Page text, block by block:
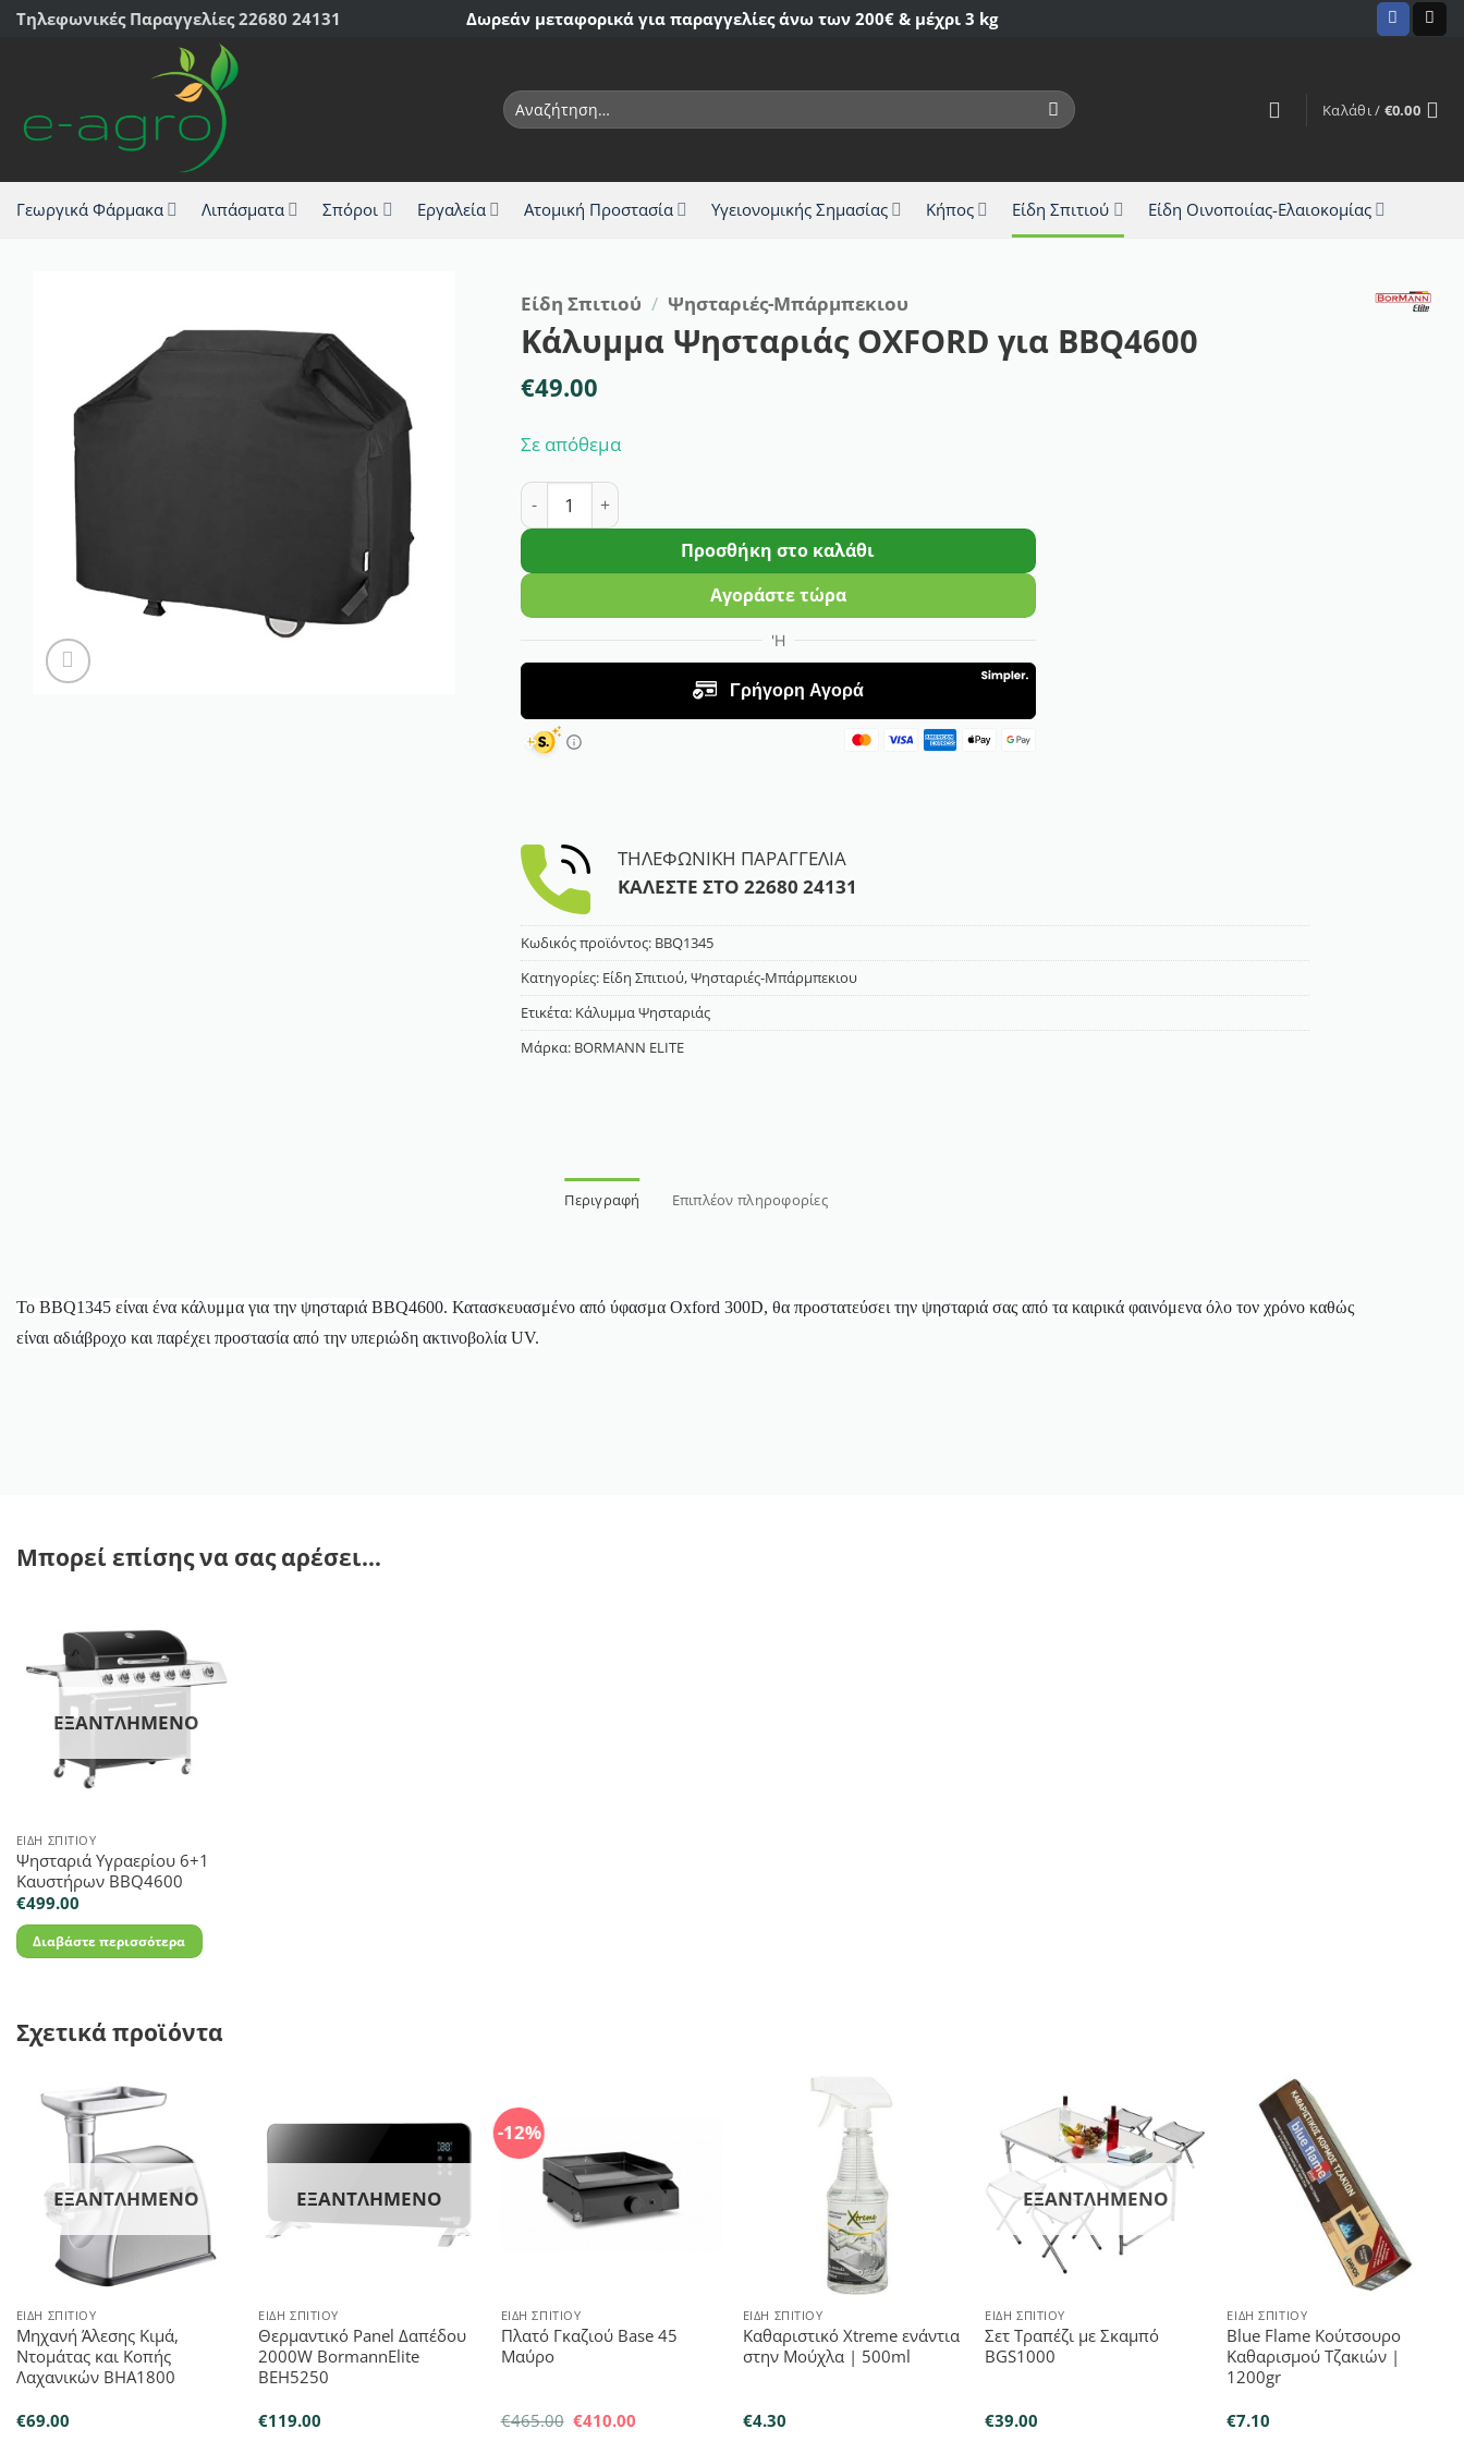
Μετάβαση
Τηλεφωνικές Παραγγελίες 22680 24131 Δωρεάν μεταφορικά για παραγγελίες άνω των 200€ & μέχρι 3 kg
Αναζήτηση
για:
Καλάθι / €0.00
Γεωργικά Φάρμακα Λιπάσματα Σπόροι Εργαλεία Ατομική Προστασία Υγειονομικής Σημασίας Κήπος Είδη Σπιτιού Είδη Οινοποιίας-Ελαιοκομίας
Είδη Σπιτιού / Ψησταριές-Μπάρμπεκιου
Κάλυμμα Ψησταριάς OXFORD για BBQ4600
€49.00
Σε απόθεμα
Κάλυμμα Ψησταριάς OXFORD για BBQ4600 ποσότητα
Προσθήκη στο καλάθι
Αγοράστε τώρα
ΤΗΛΕΦΩΝΙΚΗ ΠΑΡΑΓΓΕΛΙΑ
ΚΑΛΕΣΤΕ ΣΤΟ22680 24131
Κωδικός προϊόντος: BBQ1345
Κατηγορίες: Είδη Σπιτιού,Ψησταριές-Μπάρμπεκιου
Ετικέτα: Κάλυμμα Ψησταριάς
Μάρκα: BORMANN ELITE
Περιγραφή Επιπλέον πληροφορίες
Το BBQ1345 είναι ένα κάλυμμα για την ψησταριά BBQ4600. Κατασκευασμένο από ύφασμα Oxford 300D, θα προστατεύσει την ψησταριά σας από τα καιρικά φαινόμενα όλο τον χρόνο καθώς
είναι αδιάβροχο και παρέχει προστασία από την υπεριώδη ακτινοβολία UV.
Μπορεί επίσης να σας αρέσει…
ΕΞΑΝΤΛΗΜΈΝΟ
ΕΊΔΗ ΣΠΙΤΙΟΎ
Ψησταριά Υγραερίου 6+1
Καυστήρων BBQ4600
€499.00
Διαβάστε περισσότερα
Σχετικά προϊόντα
ΕΞΑΝΤΛΗΜΈΝΟ
ΕΊΔΗ ΣΠΙΤΙΟΎ
Μηχανή Άλεσης Κιμά,
Ντομάτας και Κοπής
Λαχανικών BHA1800
€69.00
ΕΞΑΝΤΛΗΜΈΝΟ
ΕΊΔΗ ΣΠΙΤΙΟΎ
Θερμαντικό Panel Δαπέδου
2000W BormannElite
BEH5250
€119.00
-12%
ΕΊΔΗ ΣΠΙΤΙΟΎ
Πλατό Γκαζιού Base 45
Μαύρο
€465.00 Original
€410.00
ΕΊΔΗ ΣΠΙΤΙΟΎ
Καθαριστικό Xtreme ενάντια
στην Μούχλα | 500ml
€4.30
ΕΞΑΝΤΛΗΜΈΝΟ
ΕΊΔΗ ΣΠΙΤΙΟΎ
Σετ Τραπέζι με Σκαμπό
BGS1000
€39.00
ΕΊΔΗ ΣΠΙΤΙΟΎ
Blue Flame Κούτσουρο
Καθαρισμού Τζακιών |
1200gr
€7.10